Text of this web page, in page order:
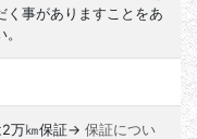
く事がありますことをあ
2万㎞保証→ 保証につい